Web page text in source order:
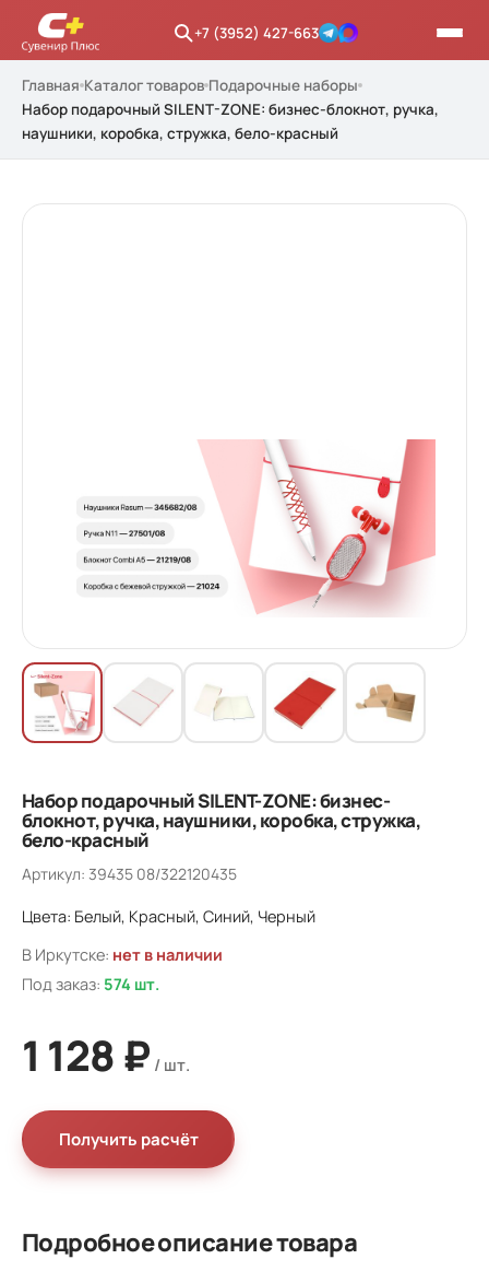
+7 (3952) 427-663
Главная Каталог товаров Подарочные наборы
Набор подарочный SILENT-ZONE: бизнес-блокнот, ручка,
наушники, коробка, стружка, бело-красный
Набор подарочный SILENT-ZONE: бизнес-
блокнот, ручка, наушники, коробка, стружка,
бело-красный
Артикул: 39435 08/322120435
Цвета: Белый, Красный, Синий, Черный
В Иркутске: нет в наличии
Под заказ: 574 шт.
1 128 ₽
Получить расчёт
Подробное описание товара